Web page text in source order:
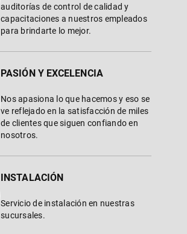
auditorías de control de calidad y
capacitaciones a nuestros empleados
para brindarte lo mejor.
PASIÓN Y EXCELENCIA
Nos apasiona lo que hacemos y eso se
ve reflejado en la satisfacción de miles
de clientes que siguen confiando en
nosotros.
INSTALACIÓN
Servicio de instalación en nuestras
sucursales.